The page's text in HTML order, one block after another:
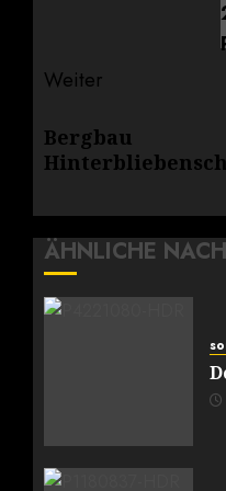
Weiter
Beitrag:
Bergbau
ÄHNLICHE